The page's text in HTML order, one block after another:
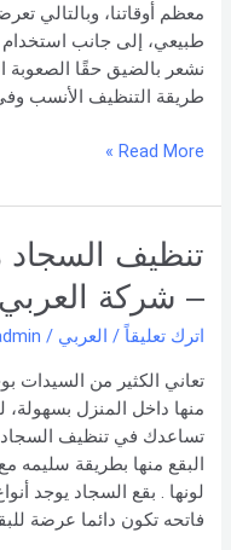
معظم أوقاتنا، وبالتالي
طبيعي، إلى جانب استخدام
نشعر بالضيق حقًا الصعوبة
طريقة التنظيف الأنسب
Read More »
تنظيف السجاد
– شركة العربي
اترك تعليقاً / العربي /
تعاني الكثير من السيدات
منها داخل المنزل
تساعدك في تنظيف السجاد
البقع منها بطريقة سليمه
لونها . بقع السجاد يوجد
فاتحه تكون دائما عرضة
تنظيف
السجاد
من
البقع
–
شركة
العربي